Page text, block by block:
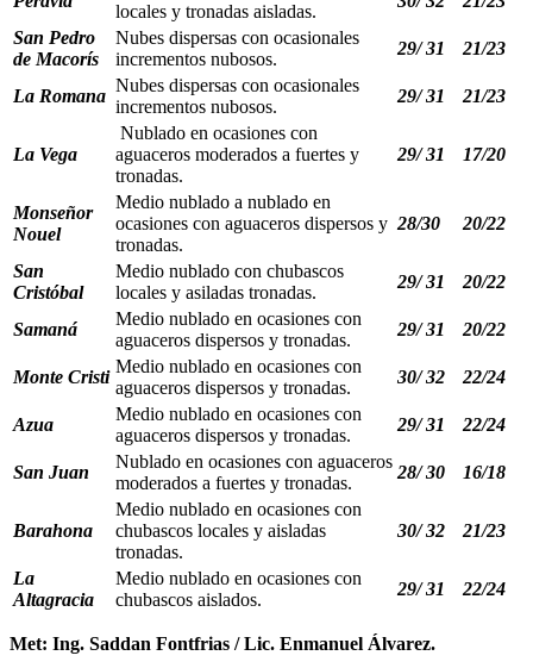
locales y tronadas aisladas.
San Pedro
de Macorís
Nubes dispersas con ocasionales
incrementos nubosos.
29/ 31 21/23
La Romana
Nubes dispersas con ocasionales
incrementos nubosos.
29/ 31 21/23
La Vega
Nublado en ocasiones con
aguaceros moderados a fuertes y
tronadas.
29/ 31 17/20
Monseñor
Nouel
Medio nublado a nublado en
ocasiones con aguaceros dispersos y
tronadas.
28/30 20/22
San
Cristóbal
Medio nublado con chubascos
locales y asiladas tronadas.
29/ 31 20/22
Samaná
Medio nublado en ocasiones con
aguaceros dispersos y tronadas.
29/ 31 20/22
Monte Cristi
Medio nublado en ocasiones con
aguaceros dispersos y tronadas.
30/ 32 22/24
Azua
Medio nublado en ocasiones con
aguaceros dispersos y tronadas.
29/ 31 22/24
San Juan
Nublado en ocasiones con aguaceros
moderados a fuertes y tronadas.
28/ 30 16/18
Barahona
Medio nublado en ocasiones con
chubascos locales y aisladas
tronadas.
30/ 32 21/23
La
Altagracia
Medio nublado en ocasiones con
chubascos aislados.
29/ 31 22/24
Met: Ing. Saddan Fontfrias / Lic. Enmanuel Álvarez.